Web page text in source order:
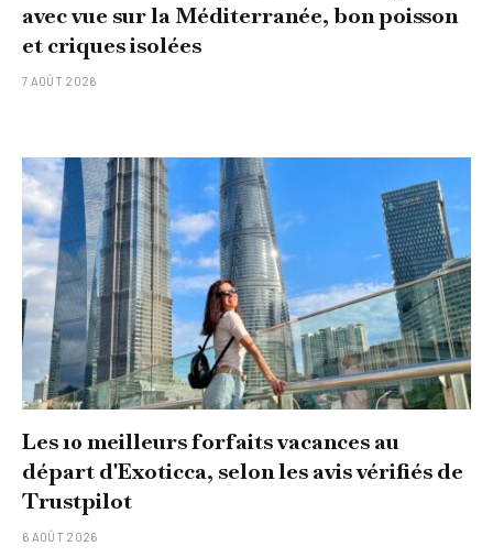
avec vue sur la Méditerranée, bon poisson
et criques isolées
7 AOÛT 2026
Les 10 meilleurs forfaits vacances au
départ d'Exoticca, selon les avis vérifiés de
Trustpilot
6 AOÛT 2026